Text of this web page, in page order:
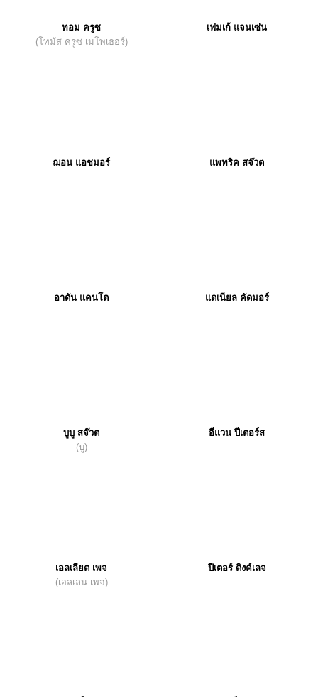
ทอม ครูซ
(โทมัส ครูซ เมโพเธอร์)
เฟมเก้ แจนเซ่น
ฌอน แอชมอร์ แพทริค สจ๊วต
อาดัน แคนโต แดเนียล คัดมอร์
บูบู สจ๊วต
(บู)
อีแวน ปีเตอร์ส
เอลเลียต เพจ
(เอลเลน เพจ)
ปีเตอร์ ดิงค์เลจ